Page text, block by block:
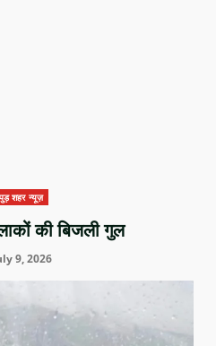
शहर न्यूज़
की बिजली गुल
9, 2026